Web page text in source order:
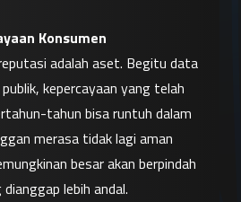
Konsumen
adalah aset. Begitu data
kepercayaan yang telah
tahun bisa runtuh dalam
merasa tidak lagi aman
besar akan berpindah
lebih andal.